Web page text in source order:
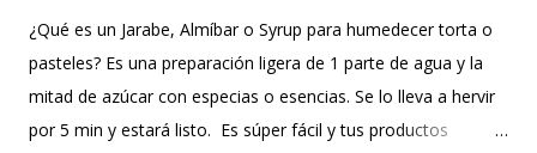
¿Qué es un Jarabe, Almíbar o Syrup para humedecer torta o
pasteles? Es una preparación ligera de 1 parte de agua y la
mitad de azúcar con especias o esencias. Se lo lleva a hervir
por 5 min y estará listo. Es súper fácil y tus productos